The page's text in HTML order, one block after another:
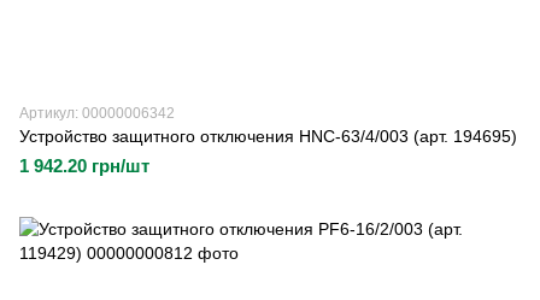
Артикул: 00000006342
Устройство защитного отключения HNC-63/4/003 (арт. 194695)
1 942.20 грн/шт